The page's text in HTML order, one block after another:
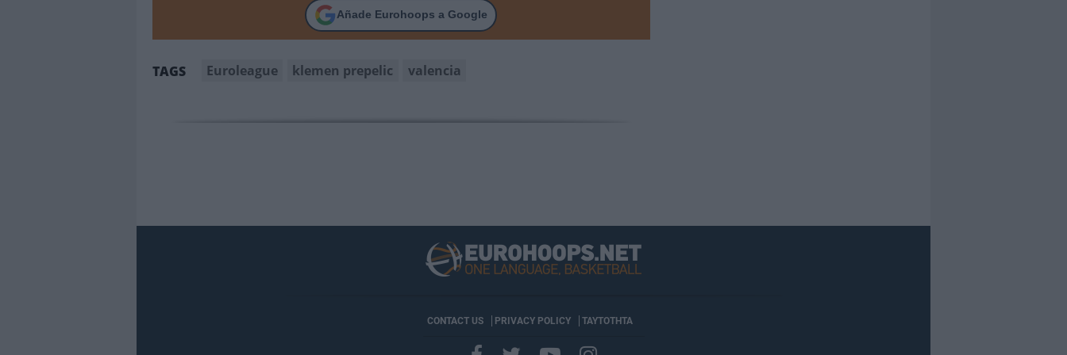
Añade Eurohoops a Google
TAGS Euroleague klemen prepelic valencia
CONTACT US PRIVACY POLICY ΤΑΥΤΟΤΗΤΑ